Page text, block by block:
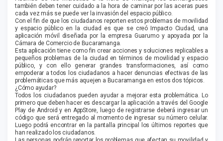
también deben tener cuidado a la hora de caminar por las aceras pues
cada vez más se puede ver la invasión del espacio público.
Con el fin de que los ciudadanos reporten estos problemas de movilidad
y espacio público en la ciudad es que se creó Impacto Ciudad, una
aplicación móvil diseñada por la empresa Guarumo y apoyada por la
Cámara de Comercio de Bucaramanga.
Esta aplicación tiene como fin crear acciones y soluciones replicables a
pequeños problemas de la ciudad en términos de movilidad y espacio
público, y con ello generar grandes transformaciones, así como
empoderar a todos los ciudadanos a hacer denuncias efectivas de las
problemáticas que más aquejen a Bucaramanga en estos dos tópicos.
¿Cómo ayudar?
Todos los ciudadanos pueden ayudar a mejorar esta problemática. Lo
primero que deben hacer es descargar la aplicación a través del Google
Play de Android y en AppStore, luego de registrarse deberá ingresar un
código que será entregado al momento de ingresar su número celular.
Luego podrá encontrar en la pantalla principal los últimos reportes que
han realizado los ciudadanos.